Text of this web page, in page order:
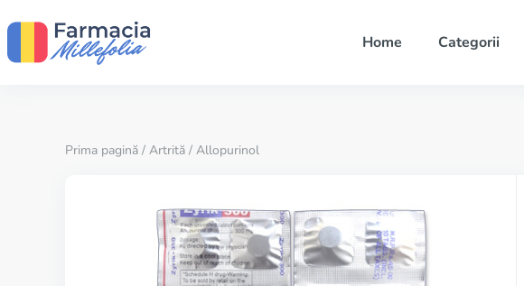
Home Categorii
Prima pagină / Artrită / Allopurinol